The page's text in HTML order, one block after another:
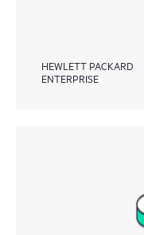
HEWLETT PACKARD
ENTERPRISE